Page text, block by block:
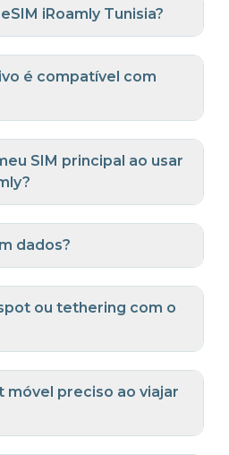
iRoamly Tunisia?
é compatível com
SIM principal ao usar
dados?
ou tethering com o
móvel preciso ao viajar